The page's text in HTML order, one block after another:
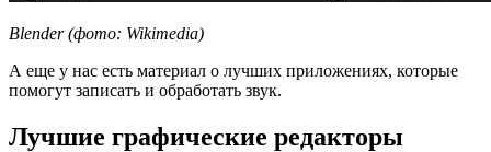
Blender (фото: Wikimedia)
А еще у нас есть материал о лучших приложениях, которые
помогут записать и обработать звук.
Лучшие графические редакторы